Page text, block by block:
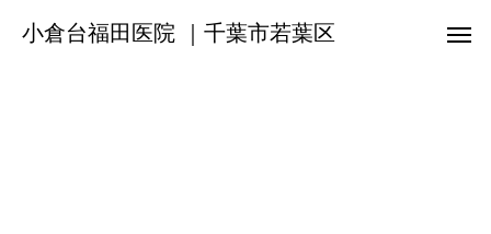
小倉台福田医院 ｜千葉市若葉区